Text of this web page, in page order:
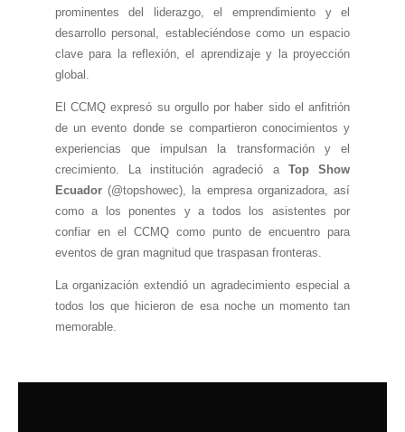
prominentes del liderazgo, el emprendimiento y el
desarrollo personal, estableciéndose como un espacio
clave para la reflexión, el aprendizaje y la proyección
global.
El CCMQ expresó su orgullo por haber sido el anfitrión
de un evento donde se compartieron conocimientos y
experiencias que impulsan la transformación y el
crecimiento. La institución agradeció a Top Show
Ecuador(@topshowec), la empresa organizadora, así
como a los ponentes y a todos los asistentes por
confiar en el CCMQ como punto de encuentro para
eventos de gran magnitud que traspasan fronteras.
La organización extendió un agradecimiento especial a
todos los que hicieron de esa noche un momento tan
memorable.